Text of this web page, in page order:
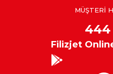
MÜŞTERİ
444
Filizjet